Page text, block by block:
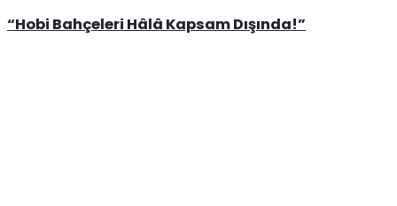
“Hobi Bahçeleri Hâlâ Kapsam Dışında!”